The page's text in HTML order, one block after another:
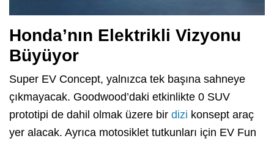
Honda’nın Elektrikli Vizyonu
Büyüyor
Super EV Concept, yalnızca tek başına sahneye
çıkmayacak. Goodwood’daki etkinlikte 0 SUV
prototipi de dahil olmak üzere bir dizi konsept araç
yer alacak. Ayrıca motosiklet tutkunları için EV Fun